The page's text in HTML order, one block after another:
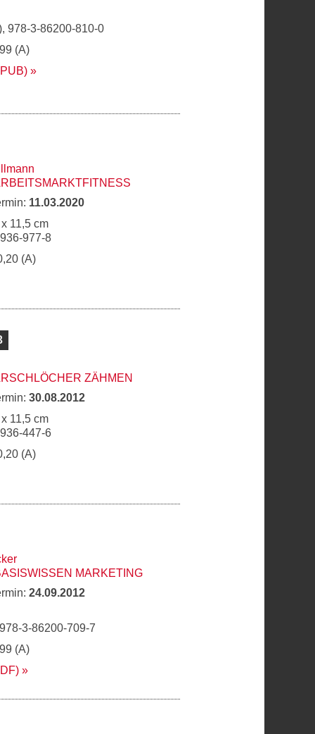
978-3-86200-810-0
(A)
11.03.2020
11,5 cm
977-8
(A)
ZÄHMEN
30.08.2012
11,5 cm
447-6
(A)
MARKETING
24.09.2012
3-86200-709-7
(A)